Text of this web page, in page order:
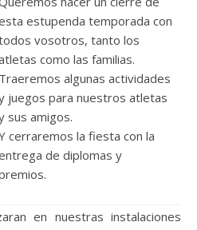
estupenda temporada con
vosotros, tanto los
como las familias.
Traeremos algunas actividades
juegos para nuestros atletas
sus amigos.
cerraremos la fiesta con la
de diplomas y
en nuestras instalaciones